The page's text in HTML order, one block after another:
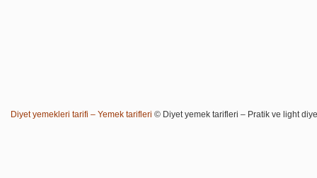
Diyet yemekleri tarifi – Yemek tarifleri © Diyet yemek tarifleri – Pratik ve light